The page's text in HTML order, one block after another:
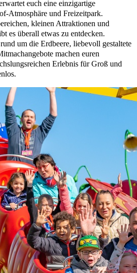
euch eine einzigartige
Atmosphäre und Freizeitpark.
kleinen Attraktionen und
es überall etwas zu entdecken.
um die Erdbeere, liebevoll gestaltete
machen euren
Erlebnis für Groß und